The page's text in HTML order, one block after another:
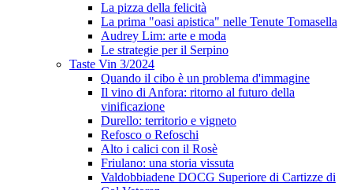
La pizza della felicità
La prima "oasi apistica" nelle Tenute Tomasella
Audrey Lim: arte e moda
Le strategie per il Serpino
Taste Vin 3/2024
Quando il cibo è un problema d'immagine
Il vino di Anfora: ritorno al futuro della
vinificazione
Durello: territorio e vigneto
Refosco o Refoschi
Alto i calici con il Rosè
Friulano: una storia vissuta
Valdobbiadene DOCG Superiore di Cartizze di